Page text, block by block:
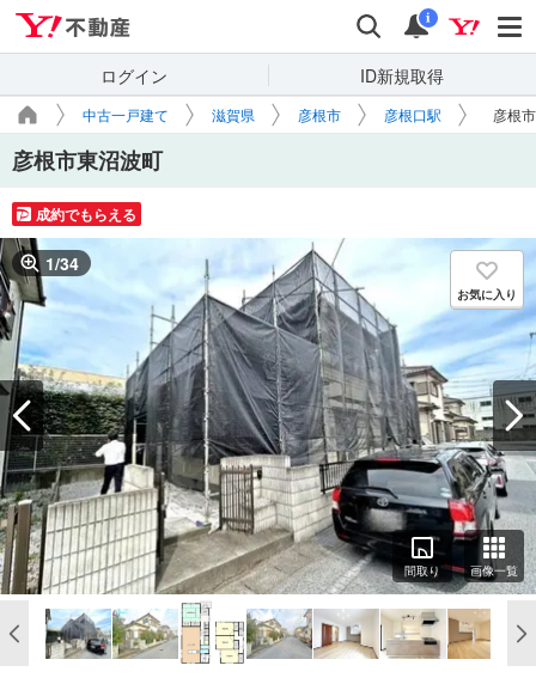
検索 通知
i
ログイン ID新規取得
中古一戸建て 滋賀県 彦根市 彦根口駅 彦根
彦根市東沼波町
成約でもらえる
1/34
お気に入り
間取り 画像一覧